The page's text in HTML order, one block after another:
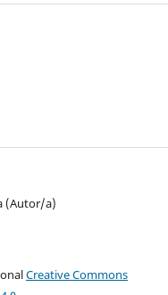
(Autor/a)
Creative Commons